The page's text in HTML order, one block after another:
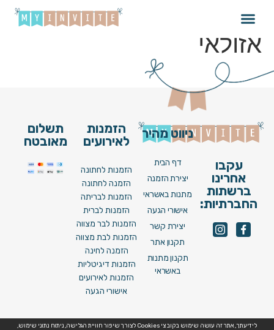
שיר למעלות – יוסי
אזולאי
עקבו
אחרינו
ברשתות
החברתיות:
ניווט מהיר
דף הבית
יצירת הזמנה
מתנות באשראי
אישורי הגעה
יצירת קשר
תקנון אתר
תקנון מתנות
באשראי
הזמנות
לאירועים
הזמנות לחתונה
הזמנה לחתונה
הזמנות לבריתה
הזמנות לברית
הזמנות לבר מצווה
הזמנות לבת מצווה
הזמנה לחינה
הזמנות דיגיטליות
הזמנות לאירועים
אישורי הגעה
תשלום
מאובטח
לידיעתך, אתר זה עושה שימוש בקובצי Cookies לצורך שיפור חוויית הגלישה, ניתוח נתוני שימוש,